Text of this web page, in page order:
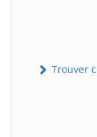
Trouver